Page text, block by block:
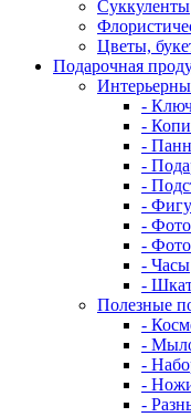
Суккуленты
Цветы,
Подарочная
-
-
-
-
-
-
-
-
- Часы
-
Полезные
-
-
-
-
-